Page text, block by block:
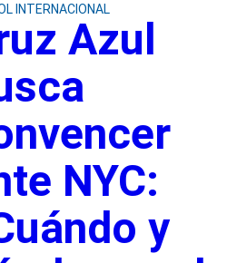
INTERNACIONAL
Azul
NYC:
y